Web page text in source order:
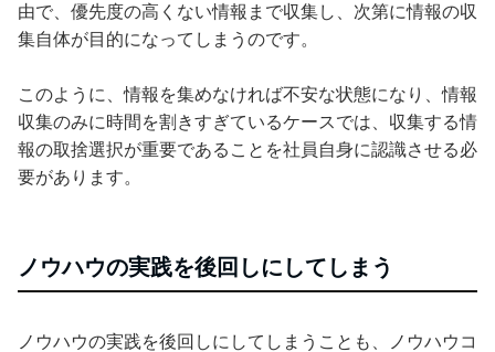
由で、優先度の高くない情報まで収集し、次第に情報の収
集自体が目的になってしまうのです。
このように、情報を集めなければ不安な状態になり、情報
収集のみに時間を割きすぎているケースでは、収集する情
報の取捨選択が重要であることを社員自身に認識させる必
要があります。
ノウハウの実践を後回しにしてしまう
ノウハウの実践を後回しにしてしまうことも、ノウハウコ